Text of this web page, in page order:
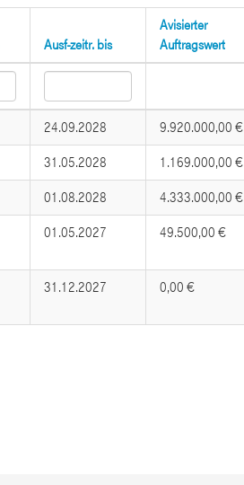
Ausf-zeitr. bis
Avisierter
Auftragswert
24.09.2028 9.920.000,00 €
31.05.2028 1.169.000,00 €
01.08.2028 4.333.000,00 €
01.05.2027 49.500,00 €
31.12.2027 0,00 €